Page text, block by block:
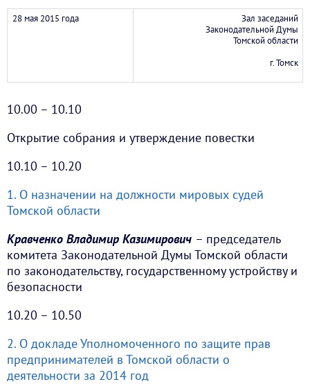
28 мая 2015 года
Зал заседаний
Законодательной Думы
Томской области
г. Томск
10.00 – 10.10
Открытие собрания и утверждение повестки
10.10 – 10.20
1. О назначении на должности мировых судей
Томской области
Кравченко Владимир Казимирович – председатель
комитета Законодательной Думы Томской области
по законодательству, государственному устройству и
безопасности
10.20 – 10.50
2. О докладе Уполномоченного по защите прав
предпринимателей в Томской области о
деятельности за 2014 год